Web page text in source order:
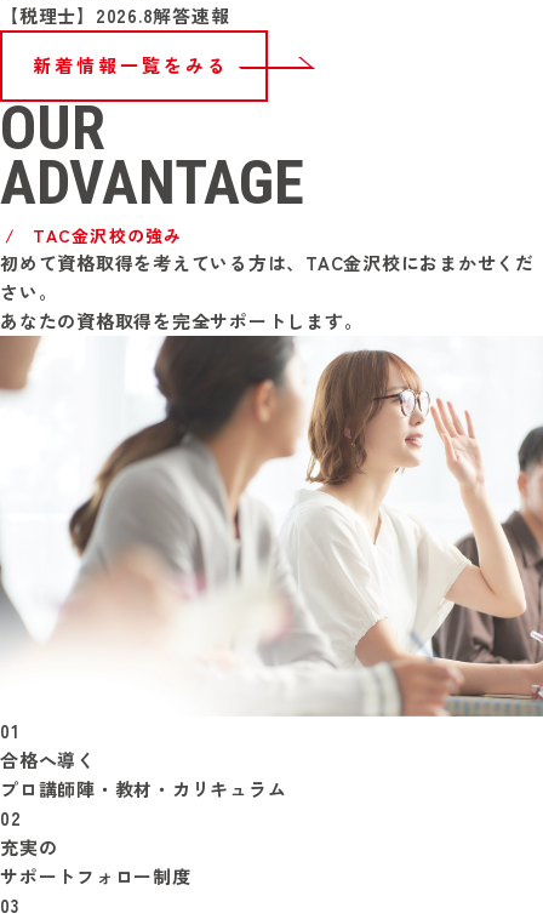
【税理士】2026.8解答速報
新着情報一覧をみる
OUR
ADVANTAGE
TAC金沢校の強み
初めて資格取得を考えている方は、TAC金沢校におまかせくだ
さい。
あなたの資格取得を完全サポートします。
01
合格へ導く
プロ講師陣・教材・カリキュラム
02
充実の
サポートフォロー制度
03